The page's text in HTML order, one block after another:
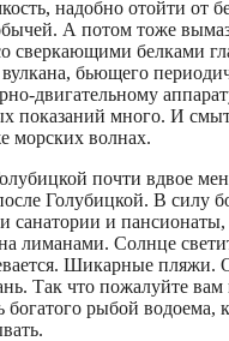
надобно отойти от
А потом тоже
сверкающими белками
вулкана, бьющего
двигательному
показаний много. И
морских волнах.
почти вдвое
Голубицкой. В силу
санатории и
лиманами. Солнце
Шикарные пляжи.
Так что пожалуйте
богатого рыбой